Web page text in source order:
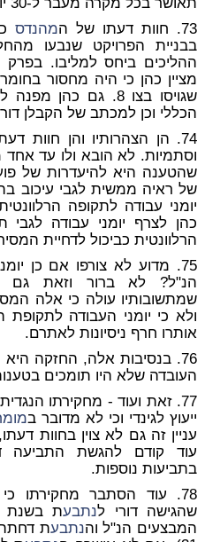
73. חוות דעתו של ה
מהנדס
בבניית הפרויקט שנבעו
ההליכים ביחס למליבו.
מציין כהן כי היה מחסור
שגויסו בצו 8. גם
הכללי וכן למכתב של הקבלן
74. הן הצהרותיו והן חוות
וסתמיות. לא הובא ולו עד
שהטענה היא להיעדרות של
של ראיה ממשית לגבי עיכוב
יומני עבודה לתקופה
כהן לצרף יומני עבודה
הרלוונטית כביכול לדחיית
75. מדוע לא צורפו אם כן
הנ"ל? לא ברור וזאת גם
שמתשובותיו עולה כי אלה
ולא כי יומני העבודה
אותרו חרף ניסיונות לאתרם.
76. בנסיבות אלה, החזקה
העובדה שלא היו תומכים
77. זאת ועוד - מחקירתו
ייעוץ לגינדי וכי לא מדובר ב
עניין זה גם לא צוין בחוות
עוד קודם להגשת
בתביעות נוספות.
78. עוד הסתבר מחקירתו
שהגישה דורי לנתבע
המבצעים הנ"ל והנתבע